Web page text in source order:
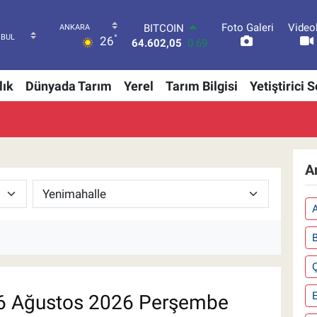
26°
BITCOIN
64.602,05 0.69
DOLAR
47,5986 0.06
EURO
GRAM ALTIN
BİST100
Foto Galeri
Dünyada Tarım Yerel Tarım Bilgisi Yetiştirici
Ağustos 2026 Perşembe